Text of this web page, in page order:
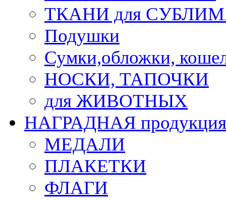
ТКАНИ для
Подушки
Сумки,обложки,
НОСКИ, ТАПОЧКИ
для ЖИВОТНЫХ
НАГРАДНАЯ продукция
МЕДАЛИ
ПЛАКЕТКИ
ФЛАГИ